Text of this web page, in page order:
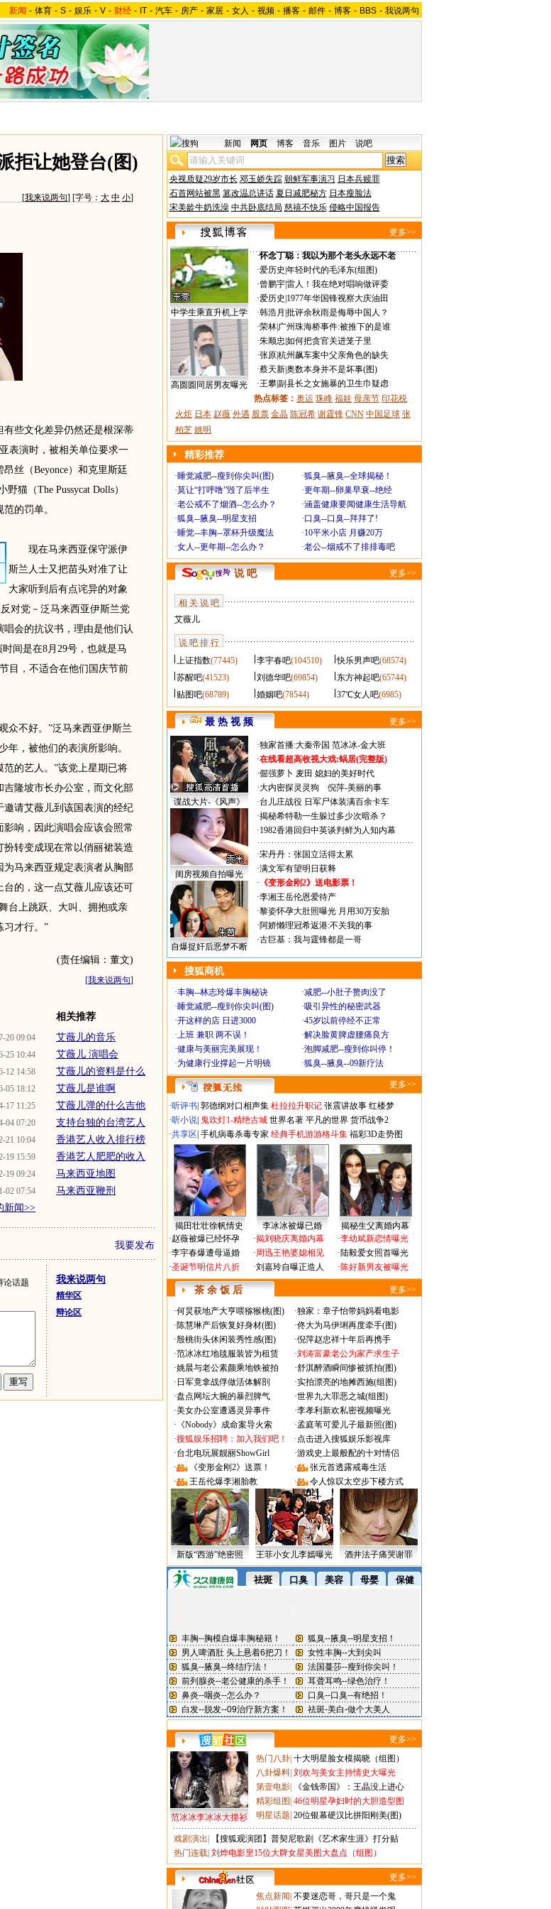
新闻 - 体育 - S - 娱乐 - V - 财经 - IT - 汽车 - 房产 - 家居 - 女人 - 视频 - 播客 - 邮件 - 博客 - BBS - 我说两句
拒让她登台(图)
[我来说两句] [字号： 大 中 小]
些文化差异仍然还是根深蒂
表演时，被相关单位要求一
丝（Beyonce）和克里斯廷
猫（The Pussycat Dolls）
的罚单。
现在马来西亚保守派伊
斯兰人士又把苗头对准了让
大家听到后有点诧异的对象
对党－泛马来西亚伊斯兰党
会的抗议书，理由是他们认
间是在8月29号，也就是马
目，不适合在他们国庆节前
不好。”泛马来西亚伊斯兰
年，被他们的表演所影响。
的艺人。”该党上星期已将
隆坡市长办公室，而文化部
请艾薇儿到该国表演的经纪
响，因此演唱会应该会照常
转变成现在常以俏丽裙装造
马来西亚规定表演者从胸部
的，这一点艾薇儿应该还可
台上跳跃、大叫、拥抱或亲
习才行。”
(责任编辑：董文)
[我来说两句]
20 09:04
25 10:44
12 14:58
05 18:12
17 11:25
04 07:20
21 10:04
19 15:59
19 09:24
02 07:54
新闻>>
相关推荐
艾薇儿的音乐
艾薇儿 演唱会
艾薇儿的资料是什么
艾薇儿是谁啊
艾薇儿弹的什么吉他
支持台独的台湾艺人
香港艺人收入排行榜
香港艺人肥肥的收入
马来西亚地图
马来西亚鞭刑
我要发布
论话题
我来说两句
精华区
辩论区
新闻 网页 博客 音乐 图片 说吧
央视质疑29岁市长 邓玉娇失踪 朝鲜军事演习 日本兵赎罪
石首网站被黑 篡改温总讲话 夏日减肥秘方 日本瘦脸法
宋美龄牛奶洗澡 中共卧底结局 慈禧不快乐 侵略中国报告
更多>>
中学生乘直升机上学
高圆圆同居男友曝光
·怀念丁聪：我以为那个老头永远不老
·爱历史 年轻时代的毛泽东(组图)
·曾鹏宇|雷人！我在绝对唱响做评委
·爱历史 1977年华国锋视察大庆油田
·韩浩月 批评余秋雨是侮辱中国人？
·荣林| 广州珠海桥事件:被推下的是谁
·朱顺忠 如何把贪官关进笼子里
·张原|杭州飙车案中父亲角色的缺失
·蔡天新|奥数本身并不是坏事(图)
·王攀|副县长之女施暴的卫生巾疑虑
热点标签： 奥运 珠峰 福娃 母亲节 印花税
火炬 日本 赵薇 外遇 股票 金晶 陈冠希 谢霆锋 CNN 中国足球 张
柏芝 姚明
精彩推荐
·睡觉减肥--瘦到你尖叫(图) ·狐臭--腋臭--全球揭秘！
·莫让“打呼噜”毁了后半生 ·更年期--卵巢早衰--绝经
·老公戒不了烟酒--怎么办？ ·涵盖健康要闻健康生活导航
·狐臭--腋臭--明星支招 ·口臭--口臭--拜拜了!
·睡觉--丰胸--罩杯升级魔法 ·10平米小店 月赚20万
·女人--更年期--怎么办？ ·老公--烟戒不了排排毒吧
说 吧 更多>>
相 关 说 吧
艾薇儿
说 吧 排 行
上证指数(77445) 李宇春吧(104510) 快乐男声吧(68574)
苏醒吧(41523) 刘德华吧(69854) 东方神起吧(65744)
贴图吧(68789) 婚姻吧(78544) 37℃女人吧(6985)
最 热 视 频 更多>>
谍战大片-《风声》
闺房视频自拍曝光
自爆捉奸后恶梦不断
·独家首播:大秦帝国 范冰冰-金大班
·在线看超高收视大戏:蜗居(完整版)
·倔强萝卜 麦田 媳妇的美好时代
·大内密探灵灵狗
倪萍-美丽的事
·台儿庄战役 日军尸体装满百余卡车
·揭秘希特勒一生躲过多少次暗杀？
·1982香港回归中英谈判鲜为人知内幕
·宋丹丹：张国立活得太累
·满文军有望明日获释
· 《变形金刚2》送电影票！
·李湘王岳伦恩爱待产
·黎姿怀孕大肚照曝光 月用30万安胎
·阿娇懒理冠希返港:不关我的事
·古巨基：我与霆锋都是一哥
搜狐商机
·丰胸--林志玲爆丰胸秘诀 ·减肥--小肚子赘肉没了
·睡觉减肥--瘦到你尖叫(图) ·吸引异性的秘密武器
·开这样的店 日进3000 ·45岁以前停经不正常
·上班 兼职 两不误！ ·解决脸黄脾虚腰痛良方
·健康与美丽完美展现！ ·泡脚减肥--瘦到你叫停！
·为健康行业撑起一片明镜 ·狐臭--腋臭--09新疗法
更多>>
·听评书 郭德纲对口相声集 杜拉拉升职记 张震讲故事 红楼梦
·听小说 鬼吹灯1-精绝古城 世界名著 平凡的世界 货币战争2
·共享区 手机病毒杀毒专家 经典手机游游格斗集 福彩3D走势图
揭田壮壮徐帆情史 李冰冰被爆已婚
揭秘生父离婚内幕
·赵薇被爆已经怀孕
·李宇春爆遭母逼婚
·圣诞节明信片八折
·揭刘晓庆离婚内幕
·周迅王艳婆媳相见
·刘嘉玲自曝正造人
·李幼斌新恋情曝光
·陆毅爱女照首曝光
·陈好新男友被曝光
茶 余 饭 后 更多>>
·何炅获地产大亨喂猕猴桃(图) ·独家：章子怡带妈妈看电影
·陈慧琳产后恢复好身材(图) ·佟大为马伊琍再度牵手(图)
·殷桃街头休闲装秀性感(图) ·倪萍赵忠祥十年后再携手
·范冰冰红地毯服装皆为租赁 ·刘涛富豪老公为家产求生子
·姚晨与老公素颜乘地铁被拍 ·舒淇醉酒瞬间惨被抓拍(图)
· 日军竟拿战俘做活体解剖 ·实拍漂亮的地摊西施(组图)
·盘点网坛大腕的暴烈脾气 ·世界九大罪恶之城(组图)
·美女办公室遭遇灵异事件 ·李孝利新欢私密视频曝光
· 《Nobody》成命案导火索 ·孟庭苇可爱儿子最新照(图)
·搜狐娱乐招聘：加入我们吧！ ·点击进入搜狐娱乐影视库
·台北电玩展靓丽ShowGirl ·游戏史上最般配的十对情侣
·
《变形金刚2》送票！ ·
张元首透露戒毒生活
·
王岳伦爆李湘胎教 · 令人惊叹太空步下楼方式
新版“西游”绝密照 王菲小女儿李嫣曝光 酒井法子痛哭谢罪
更多>>
范冰冰李冰冰大撞衫
热门八卦 十大明星脸女模揭晓（组图）
八卦爆料 刘欢与美女主持情史大曝光
第壹电影
《金钱帝国》：王晶没上进心
精彩组图 46位明星孕妇时的大胆造型图
明星话题 20位银幕硬汉比拼阳刚美(图)
戏剧演出
【搜狐观演团】普契尼歌剧《艺术家生涯》打分贴
热门连载 刘烨电影里15位大牌女星美图大盘点（组图）
更多>>
焦点新闻 不要迷恋哥，哥只是一个鬼